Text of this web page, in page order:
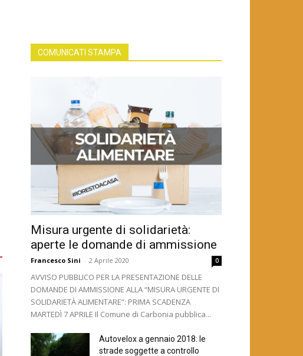
Verso le amministrative: intervista a
Valentina Diaferia
Verso le amministrative: intervista a Barbara
COMUNICATI STAMPA
Misura urgente di solidarietà:
aperte le domande di ammissione
Francesco Sini - 2 Aprile 2020 0
AVVISO PUBBLICO PER LA PRESENTAZIONE DELLE
DOMANDE DI AMMISSIONE ALLA “MISURA URGENTE DI
SOLIDARIETÀ ALIMENTARE”: PRIMA SCADENZA
MARTEDÌ 7 APRILE Il Comune di Carbonia pubblica...
Autovelox a gennaio 2018: le
strade soggette a controllo